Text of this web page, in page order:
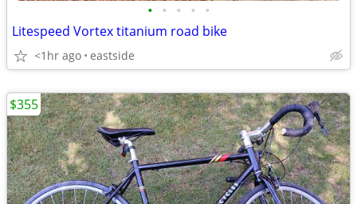
• • • • •
Litespeed Vortex titanium road bike
<1hr ago eastside
$355